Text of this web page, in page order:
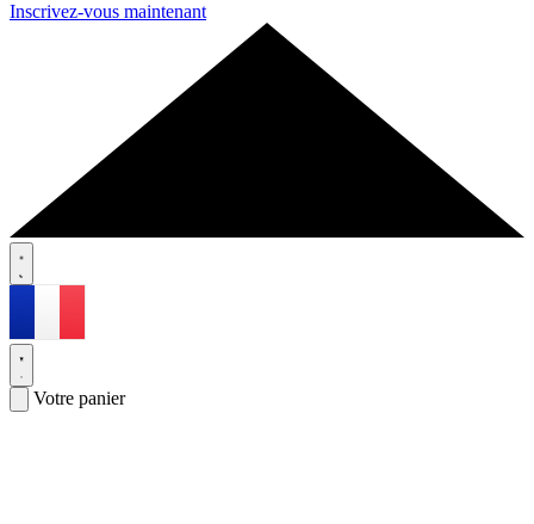
Inscrivez-vous maintenant
Votre panier